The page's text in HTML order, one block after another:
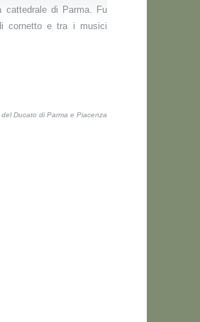
cattedrale di Parma. Fu
cornetto e tra i musici
Ducato di Parma e Piacenza